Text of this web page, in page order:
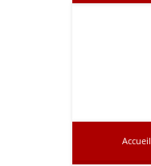
Accueil